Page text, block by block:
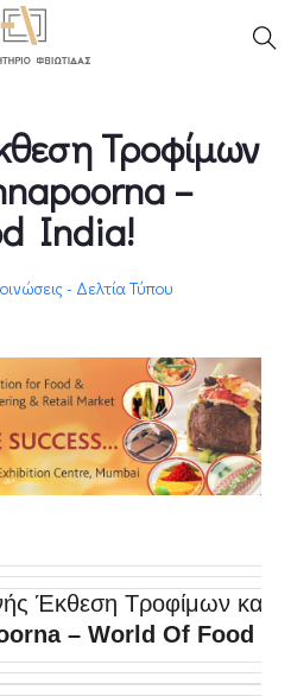
Τροφίμων
–
India!
- Δελτία Τύπου
Έκθεση Τροφίμων και
– World Of Food